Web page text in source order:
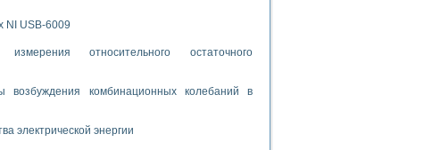
управления»
NI USB-6009
относительного остаточного
комбинационных колебаний в
электрической энергии